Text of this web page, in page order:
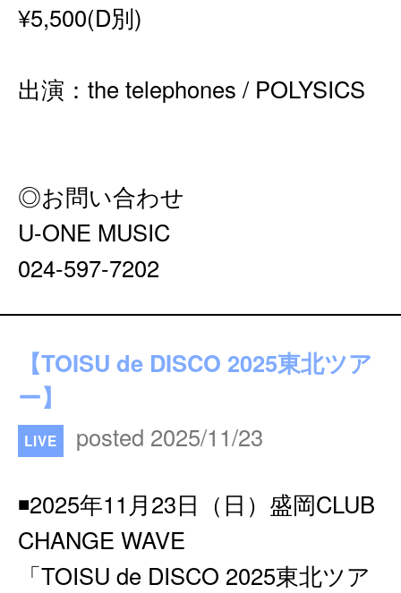
¥5,500(D別)
出演：the telephones / POLYSICS
◎お問い合わせ
U-ONE MUSIC
024-597-7202
【TOISU de DISCO 2025東北ツア
ー】
LIVE posted 2025/11/23
◾️2025年11月23日（日）盛岡CLUB
CHANGE WAVE
「TOISU de DISCO 2025東北ツア